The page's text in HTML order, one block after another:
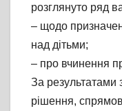
розглянуто ряд
– щодо
над дітьми;
– про вчинення
За результатами
рішення,